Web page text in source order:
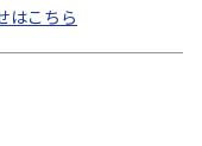
はこちら